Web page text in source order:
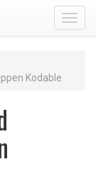
Kodable